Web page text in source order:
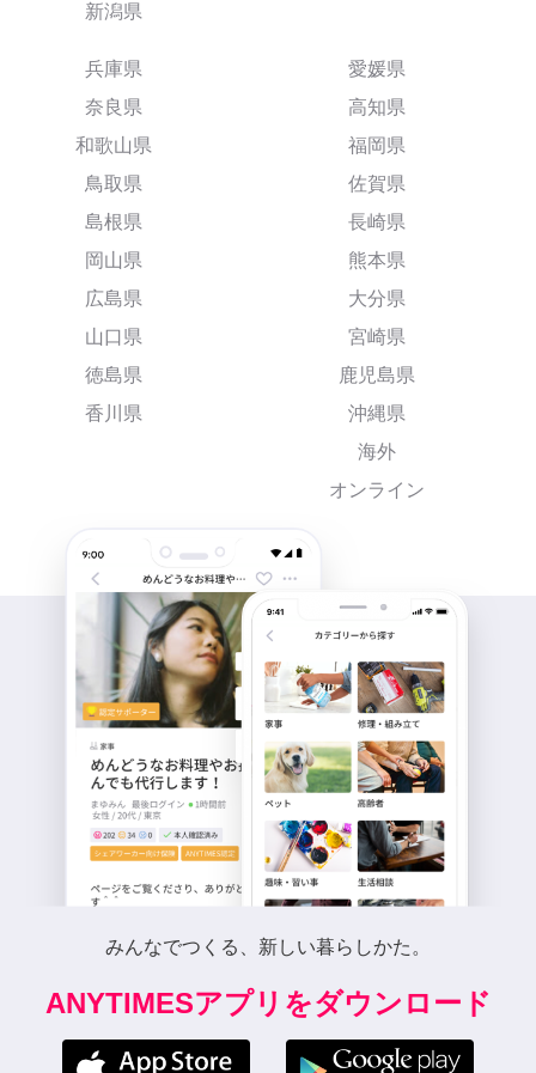
新潟県
兵庫県
奈良県
和歌山県
鳥取県
島根県
岡山県
広島県
山口県
徳島県
香川県
愛媛県
高知県
福岡県
佐賀県
長崎県
熊本県
大分県
宮崎県
鹿児島県
沖縄県
海外
オンライン
みんなでつくる、新しい暮らしかた。
ANYTIMESアプリをダウンロード